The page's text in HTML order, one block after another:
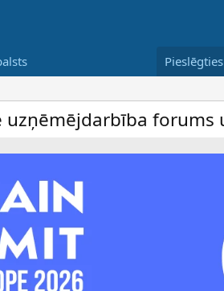
Pieslēgties
forums un